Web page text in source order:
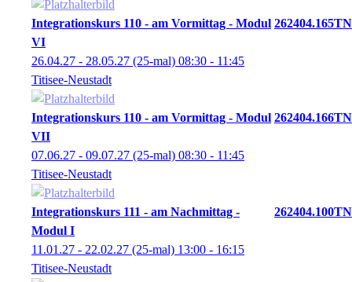
Integrationskurs 110 - am Vormittag - Modul
VI
262404.165TN
26.04.27 - 28.05.27 (25-mal) 08:30 - 11:45
Titisee-Neustadt
Integrationskurs 110 - am Vormittag - Modul
VII
262404.166TN
07.06.27 - 09.07.27 (25-mal) 08:30 - 11:45
Titisee-Neustadt
Integrationskurs 111 - am Nachmittag -
Modul I
262404.100TN
11.01.27 - 22.02.27 (25-mal) 13:00 - 16:15
Titisee-Neustadt